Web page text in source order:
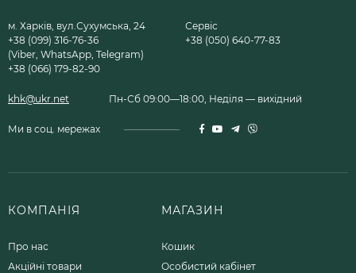
м. Харків, вул.Сухумська, 24
+38 (099) 316-76-36
(Viber, WhatsApp, Telegram)
+38 (066) 179-82-90
Сервіс
+38 (050) 640-77-83
khk@ukr.net Пн-Сб 09:00—18:00, Неділя — вихідний
Ми в соц. мережах
КОМПАНІЯ
Про нас
Акційні товари
МАГАЗИН
Кошик
Особистий кабінет